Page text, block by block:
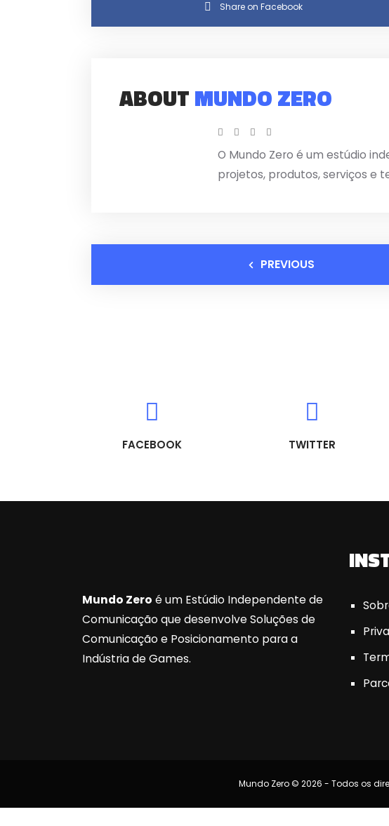
Share on Facebook
ABOUTMUNDO ZERO
O Mundo Zero é um estúdio
projetos, produtos, serviços e
PREVIOUS
FACEBOOK TWITTER
Mundo Zero é um Estúdio Independente de
Comunicação que desenvolve Soluções de
Comunicação e Posicionamento para a
Indústria de Games.
Mundo Zero © 2026 - Todos os